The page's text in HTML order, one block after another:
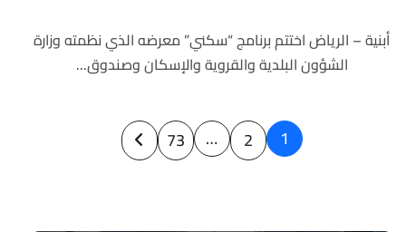
أبنية – الرياض اختتم برنامج “سكني” معرضه الذي نظمته وزارة
الشؤون البلدية والقروية والإسكان وصندوق...
Posts
pagination
1
2
…
73